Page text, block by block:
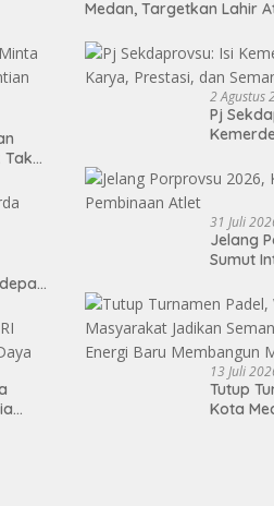
Tak
Medan, Targetkan Lahir
2 Agustus
Pj
31 Juli
Jelang
Sumut
13 Juli
Tutup
Kota